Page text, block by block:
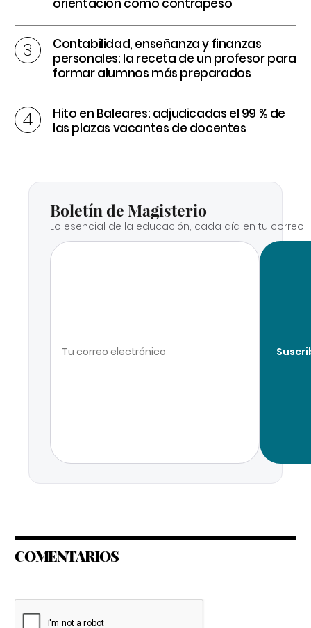
Contabilidad, enseñanza y finanzas
personales: la receta de un profesor para
formar alumnos más preparados
Hito en Baleares: adjudicadas el 99 % de
las plazas vacantes de docentes
Boletín de Magisterio
Lo esencial de la educación, cada día en tu correo.
COMENTARIOS